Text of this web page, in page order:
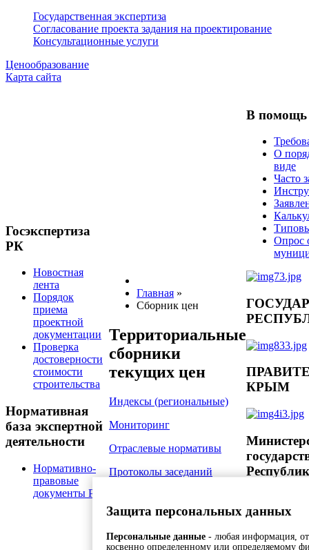
Защита персональных данных
Персональные данные- любая информация,
косвенно определенному или определяемому
Государственная экспертиза
Согласование проекта задания на проектирование
Консультационные услуги
Ценообразование
Карта сайта
Госэкспертиза
РК
Новостная
лента
Порядок
приема
проектной
документации
Проверка
достоверности
стоимости
строительства
Нормативная
база экспертной
деятельности
Нормативно-
правовые
документы РФ
Противодействие
Главная »
Сборник цен
Территориальные
сборники
текущих цен
Индексы (региональные)
Мониторинг
Отраслевые нормативы
Протоколы заседаний
В помощь
О
виде
Часто
Опрос
КРЫМ